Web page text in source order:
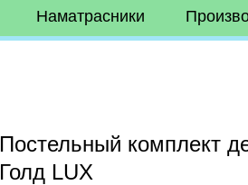
Наматрасники
Постельный комплект
Голд LUX